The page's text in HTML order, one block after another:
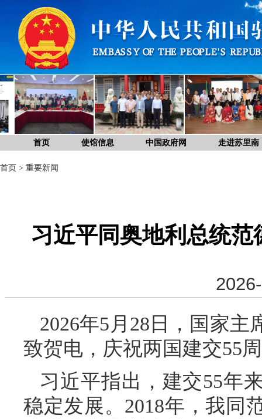
首页 使馆信息 中国政府网 走进苏里南
首页 > 重要新闻
习近平同奥地利总统
2026年5月28日，国家
致贺电，庆祝两国建交55
习近平指出，建交55年
稳定发展。2018年，我同